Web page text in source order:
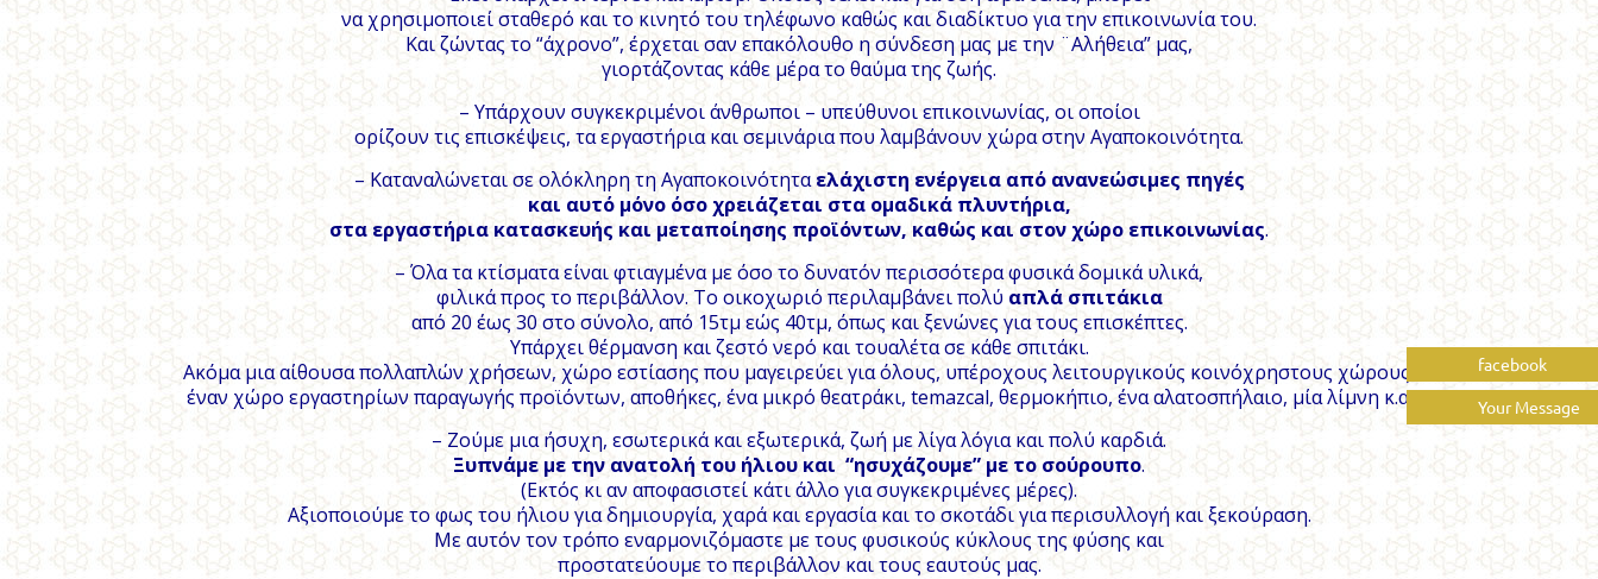
να χρησιμοποιεί σταθερό και το κινητό του τηλέφωνο καθώς και διαδίκτυο για την επικοινωνία του.
Και ζώντας το “άχρονο”, έρχεται σαν επακόλουθο η σύνδεση μας με την ¨Αλήθεια” μας,
γιορτάζοντας κάθε μέρα το θαύμα της ζωής.
– Υπάρχουν συγκεκριμένοι άνθρωποι – υπεύθυνοι επικοινωνίας, οι οποίοι
ορίζουν τις επισκέψεις, τα εργαστήρια και σεμινάρια που λαμβάνουν χώρα στην Αγαποκοινότητα.
– Καταναλώνεται σε ολόκληρη τη Αγαποκοινότηταελάχιστη ενέργεια από ανανεώσιμες πηγές
και αυτό μόνο όσο χρειάζεται στα ομαδικά πλυντήρια,
στα εργαστήρια κατασκευής και μεταποίησης προϊόντων, καθώς και στον χώρο επικοινωνίας.
– Όλα τα κτίσματα είναι φτιαγμένα με όσο το δυνατόν περισσότερα φυσικά δομικά υλικά,
φιλικά προς το περιβάλλον. Το οικοχωριό περιλαμβάνει πολύ απλά σπιτάκια
από 20 έως 30 στο σύνολο, από 15τμ εώς 40τμ, όπως και ξενώνες για τους επισκέπτες.
Υπάρχει θέρμανση και ζεστό νερό και τουαλέτα σε κάθε σπιτάκι.
Ακόμα μια αίθουσα πολλαπλών χρήσεων, χώρο εστίασης που μαγειρεύει για όλους, υπέροχους λειτουργικούς κοινόχρηστους χώρους,
έναν χώρο εργαστηρίων παραγωγής προϊόντων, αποθήκες, ένα μικρό θεατράκι, temazcal, θερμοκήπιο, ένα αλατοσπήλαιο, μία λίμνη κ.α.
– Ζούμε μια ήσυχη, εσωτερικά και εξωτερικά, ζωή με λίγα λόγια και πολύ καρδιά.
Ξυπνάμε με την ανατολή του ήλιου και “ησυχάζουμε” με το σούρουπο.
(Εκτός κι αν αποφασιστεί κάτι άλλο για συγκεκριμένες μέρες).
Αξιοποιούμε το φως του ήλιου για δημιουργία, χαρά και εργασία και το σκοτάδι για περισυλλογή και ξεκούραση.
Με αυτόν τον τρόπο εναρμονιζόμαστε με τους φυσικούς κύκλους της φύσης και
προστατεύουμε το περιβάλλον και τους εαυτούς μας.
facebook
Your Message